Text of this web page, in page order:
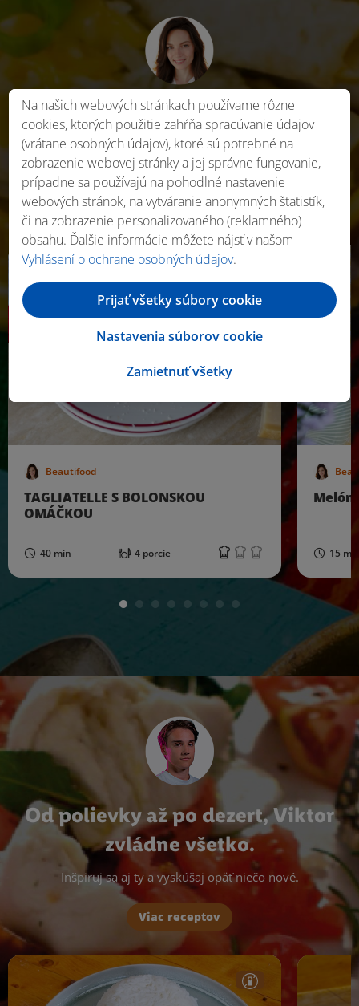
Var rýchlo a jednoducho.
Inšpiruj sa našimi najnovšími Beautifood receptami,
nájdeš na našom Youtube kanáli i na webe.
Viac receptov
Beautifood
TAGLIATELLE S BOLONSKOU
OMÁČKOU
40 min 4 porcie 15
Od polievky až po dezert, Viktor
zvládne všetko.
Inšpiruj sa aj ty a vyskúšaj opäť niečo nové.
Viac receptov
Na našich webových stránkach používame rôzne
cookies, ktorých použitie zahŕňa spracúvanie údajov
(vrátane osobných údajov), ktoré sú potrebné na
zobrazenie webovej stránky a jej správne fungovanie,
prípadne sa používajú na pohodlné nastavenie
webových stránok, na vytváranie anonymných štatistík,
či na zobrazenie personalizovaného (reklamného)
obsahu. Ďalšie informácie môžete nájsť v našom
Vyhlásení o ochrane osobných údajov.
Zamietnuť všetky
Nastavenia súborov cookie
Prijať všetky súbory cookie